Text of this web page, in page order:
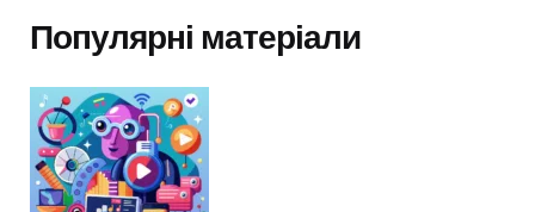
Популярні матеріали